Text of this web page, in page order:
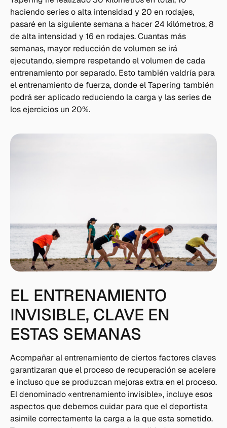
haciendo series o alta intensidad y 20 en rodajes,
pasaré en la siguiente semana a hacer 24 kilómetros, 8
de alta intensidad y 16 en rodajes. Cuantas más
semanas, mayor reducción de volumen se irá
ejecutando, siempre respetando el volumen de cada
entrenamiento por separado. Esto también valdría para
el entrenamiento de fuerza, donde el Tapering también
podrá ser aplicado reduciendo la carga y las series de
los ejercicios un 20%.
EL ENTRENAMIENTO
INVISIBLE, CLAVE EN
ESTAS SEMANAS
Acompañar al entrenamiento de ciertos factores claves
garantizaran que el proceso de recuperación se acelere
e incluso que se produzcan mejoras extra en el proceso.
El denominado «entrenamiento invisible», incluye esos
aspectos que debemos cuidar para que el deportista
asimile correctamente la carga a la que esta sometido.